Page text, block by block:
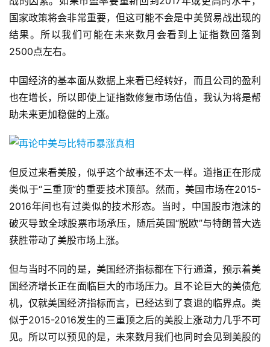
国家政策将会非常重要，但这可能不会是中美贸易战出现的
结果。所以我们可能在未来数月会看到上证指数回落到
2500点左右。
中国经济的基本面从数据上来看已经转好，而且公司的盈利
也在增长，所以即使上证指数修复市场估值，我认为将是帮
助未来更加稳健的上涨。
但反过来看美股，似乎这个故事还不太一样。道指正在形成
类似于“三重顶”的重要技术顶部。然而，美国市场在2015-
2016年间也有过类似的技术形态。当时，中国股市泡沫的
破灭导致全球股票市场承压，随后英国“脱欧”与特朗普大选
获胜带动了美股市场上涨。
但与当时不同的是，美国经济指标都在下行通道，预示着美
国经济增长正在面临巨大的市场压力。且不论巨大的美债危
机，仅就美国经济指标而言，已经达到了衰退的临界点。类
似于2015-2016发生的三重顶之后的美股上涨动力几乎不可
见。所以可以预见的是，未来数月我们也同时会见到美股的